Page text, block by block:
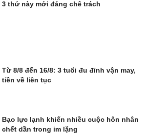
3 thứ này mới đáng chê trách
Từ 8/8 đến 16/8: 3 tuổi đu đỉnh vận may,
tiền về liên tục
Bạo lực lạnh khiến nhiều cuộc hôn nhân
chết dần trong im lặng